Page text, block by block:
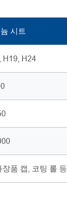
시트
H19, H24
품 캡, 코팅 롤 등